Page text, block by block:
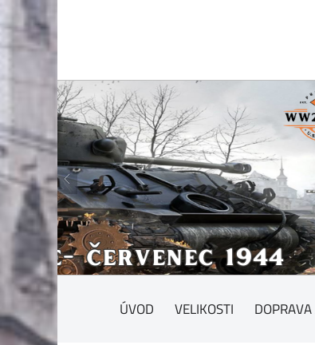
ÚVOD VELIKOSTI